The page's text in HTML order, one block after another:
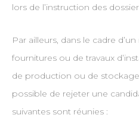
lors de l’instruction des
Par ailleurs, dans le cadre
fournitures ou de travaux
de production ou de stockage
possible de rejeter une
suivantes sont réunies :